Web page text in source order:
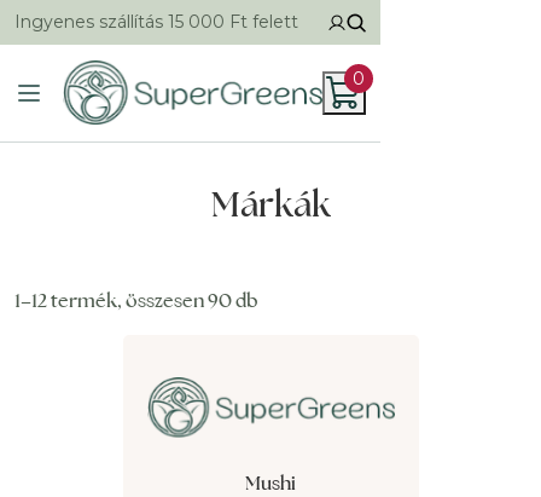
Ingyenes szállítás 15 000 Ft felett
0
Márkák
1–12 termék, összesen 90 db
Mushi